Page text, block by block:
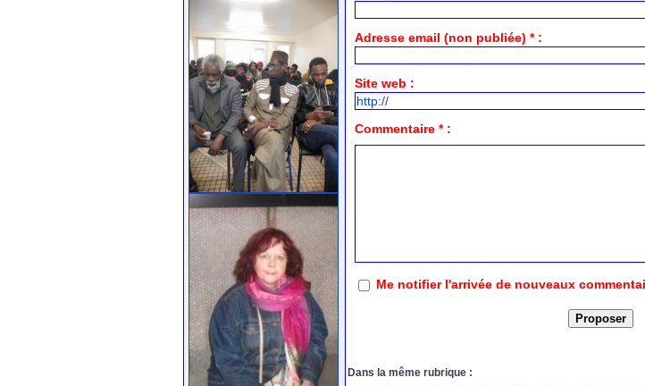
Adresse email (non publiée) * :
Site web :
Commentaire * :
Me notifier l'arrivée de nouveaux
Dans la même rubrique :